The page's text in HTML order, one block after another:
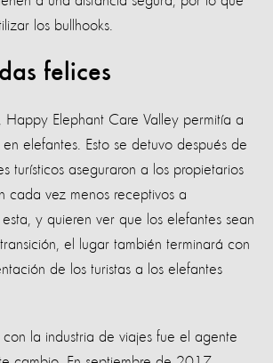
los bullhooks.
felices
Happy Elephant Care Valley permitía a
en elefantes. Esto se detuvo después de
turísticos aseguraron a los propietarios
cada vez menos receptivos a
y quieren ver que los elefantes sean
el lugar también terminará con
de los turistas a los elefantes
la industria de viajes fue el agente